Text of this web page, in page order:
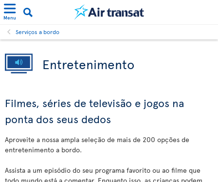
Menu
Serviços a bordo
Entretenimento
Filmes, séries de televisão e jogos na
ponta dos seus dedos
Aproveite a nossa ampla seleção de mais de 200 opções de
entretenimento a bordo.
Assista a um episódio do seu programa favorito ou ao filme que